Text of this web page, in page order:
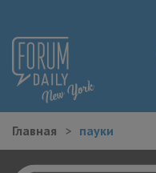
НОВОСТИ ГОРОДА
Главная пауки